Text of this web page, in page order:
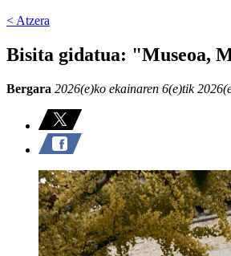
< Atzera
Bisita gidatua: "Museoa,
Bergara 2026(e)ko ekainaren 6(e)tik